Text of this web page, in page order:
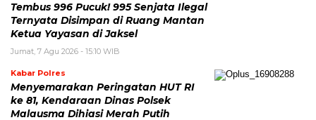
Tembus 996 Pucuk! 995 Senjata Ilegal
Ternyata Disimpan di Ruang Mantan
Ketua Yayasan di Jaksel
Jumat, 7 Agu 2026 - 15:10 WIB
Kabar Polres
Menyemarakan Peringatan HUT RI
ke 81, Kendaraan Dinas Polsek
Malausma Dihiasi Merah Putih